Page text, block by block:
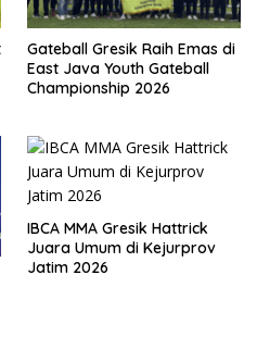
Gateball Gresik Raih Emas di
East Java Youth Gateball
Championship 2026
IBCA MMA Gresik Hattrick
Juara Umum di Kejurprov
Jatim 2026